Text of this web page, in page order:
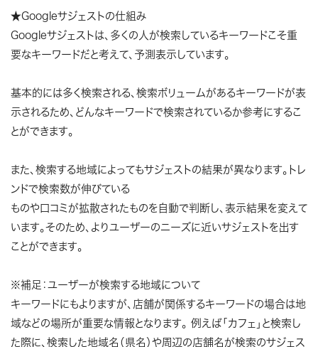
★Googleサジェストの仕組み
Googleサジェストは、多くの人が検索しているキーワードこそ重
要なキーワードだと考えて、予測表示しています。
基本的には多く検索される、検索ボリュームがあるキーワードが表
示されるため、どんなキーワードで検索されているか参考にするこ
とができます。
また、検索する地域によってもサジェストの結果が異なります。トレ
ンドで検索数が伸びている
ものや口コミが拡散されたものを自動で判断し、表示結果を変えて
います。そのため、よりユーザーのニーズに近いサジェストを出す
ことができます。
※補足：ユーザーが検索する地域について
キーワードにもよりますが、店舗が関係するキーワードの場合は地
域などの場所が重要な情報となります。 例えば「カフェ」と検索し
た際に、検索した地域名（県名）や周辺の店舗名が検索のサジェス